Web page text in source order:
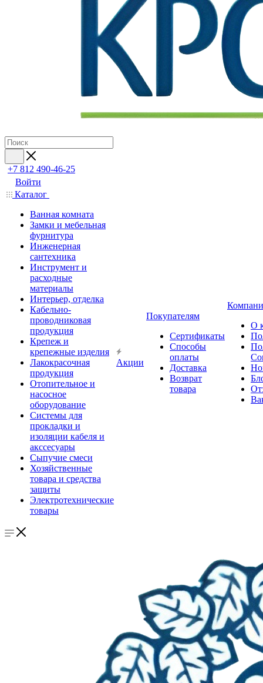
+7 812 490-46-25
Войти
Каталог
Ванная комната
Замки и мебельная
фурнитура
Инженерная
сантехника
Инструмент и
расходные
материалы
Интерьер, отделка
Кабельно-
проводниковая
продукция
Крепеж и
крепежные изделия
Лакокрасочная
продукция
Отопительное и
насосное
оборудование
Системы для
прокладки и
изоляции кабеля и
акссесуары
Сыпучие смеси
Хозяйственные
товара и средства
защиты
Электротехнические
товары
Акции
Покупателям
Сертификаты
Способы
оплаты
Доставка
Возврат
товара
О